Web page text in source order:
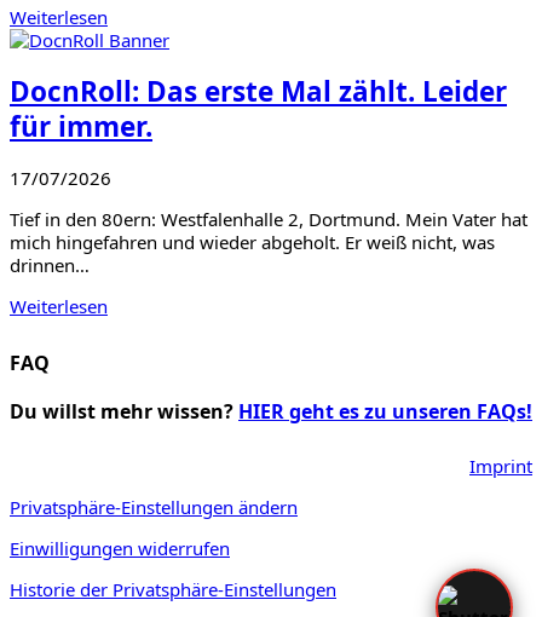
Weiterlesen
DocnRoll: Das erste Mal zählt. Leider
für immer.
17/07/2026
Tief in den 80ern: Westfalenhalle 2, Dortmund. Mein Vater hat
mich hingefahren und wieder abgeholt. Er weiß nicht, was
drinnen…
Weiterlesen
FAQ
Du willst mehr wissen? HIER geht es zu unseren FAQs!
Imprint
Privatsphäre-Einstellungen ändern
Einwilligungen widerrufen
Historie der Privatsphäre-Einstellungen